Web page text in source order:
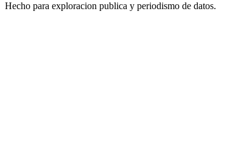
Hecho para exploracion publica y periodismo de datos.